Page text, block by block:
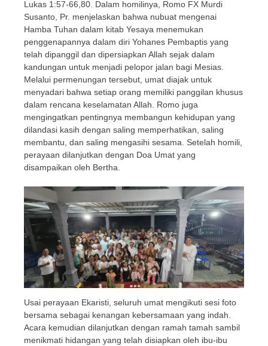
Lukas 1:57-66,80. Dalam homilinya, Romo FX Murdi
Susanto, Pr. menjelaskan bahwa nubuat mengenai
Hamba Tuhan dalam kitab Yesaya menemukan
penggenapannya dalam diri Yohanes Pembaptis yang
telah dipanggil dan dipersiapkan Allah sejak dalam
kandungan untuk menjadi pelopor jalan bagi Mesias.
Melalui permenungan tersebut, umat diajak untuk
menyadari bahwa setiap orang memiliki panggilan khusus
dalam rencana keselamatan Allah. Romo juga
mengingatkan pentingnya membangun kehidupan yang
dilandasi kasih dengan saling memperhatikan, saling
membantu, dan saling mengasihi sesama. Setelah homili,
perayaan dilanjutkan dengan Doa Umat yang
disampaikan oleh Bertha.
Usai perayaan Ekaristi, seluruh umat mengikuti sesi foto
bersama sebagai kenangan kebersamaan yang indah.
Acara kemudian dilanjutkan dengan ramah tamah sambil
menikmati hidangan yang telah disiapkan oleh ibu-ibu